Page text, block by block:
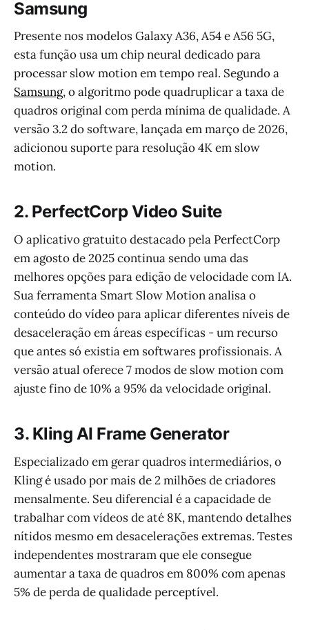
Samsung
Presente nos modelos Galaxy A36, A54 e A56 5G,
esta função usa um chip neural dedicado para
processar slow motion em tempo real. Segundo a
Samsung, o algoritmo pode quadruplicar a taxa de
quadros original com perda mínima de qualidade. A
versão 3.2 do software, lançada em março de 2026,
adicionou suporte para resolução 4K em slow
motion.
2. PerfectCorp Video Suite
O aplicativo gratuito destacado pela PerfectCorp
em agosto de 2025 continua sendo uma das
melhores opções para edição de velocidade com IA.
Sua ferramenta Smart Slow Motion analisa o
conteúdo do vídeo para aplicar diferentes níveis de
desaceleração em áreas específicas - um recurso
que antes só existia em softwares profissionais. A
versão atual oferece 7 modos de slow motion com
ajuste fino de 10% a 95% da velocidade original.
3. Kling AI Frame Generator
Especializado em gerar quadros intermediários, o
Kling é usado por mais de 2 milhões de criadores
mensalmente. Seu diferencial é a capacidade de
trabalhar com vídeos de até 8K, mantendo detalhes
nítidos mesmo em desacelerações extremas. Testes
independentes mostraram que ele consegue
aumentar a taxa de quadros em 800% com apenas
5% de perda de qualidade perceptível.